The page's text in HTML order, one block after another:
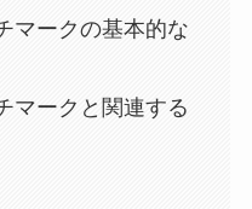
マークの基本的な
マークと関連する